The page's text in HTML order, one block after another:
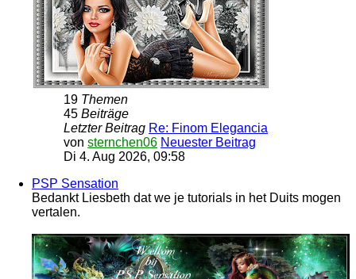
19 Themen
45 Beiträge
Letzter Beitrag Re: Finom Elegancia
von sternchen06 Neuester Beitrag
Di 4. Aug 2026, 09:58
PSP Sensation
Bedankt Liesbeth dat we je tutorials in het Duits mogen
vertalen.